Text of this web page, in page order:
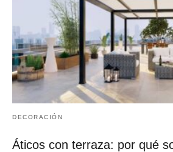
DECORACIÓN
Áticos con terraza: por qué